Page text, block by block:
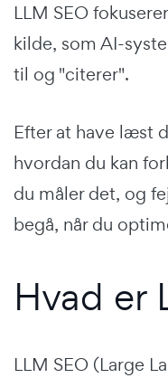
LLM SEO
kilde, som AI-
til og "citerer".
Efter at have læst
hvordan du kan
du måler det, og
begå, når du
Hvad er
LLM SEO (Large